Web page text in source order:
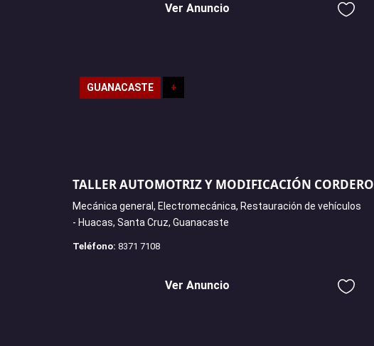
Ver Anuncio
GUANACASTE +
TALLER AUTOMOTRIZ Y MODIFICACIÓN CORDERO
Mecánica general, Electromecánica, Restauración de vehículos
- Huacas, Santa Cruz, Guanacaste
Teléfono: 8371 7108
Ver Anuncio